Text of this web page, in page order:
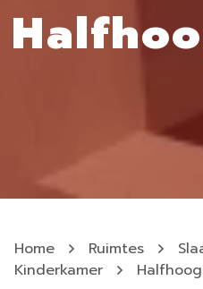
Home Ruimtes
Kinderkamer